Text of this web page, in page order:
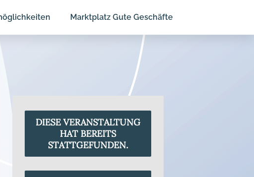
Marktplatz Gute Geschäfte
DIESE VERANSTALTUNG
HAT BEREITS
STATTGEFUNDEN.